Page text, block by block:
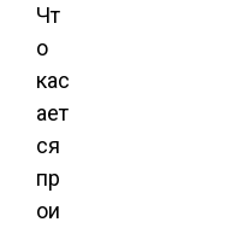
Чт
о
кас
ает
ся
пр
ои